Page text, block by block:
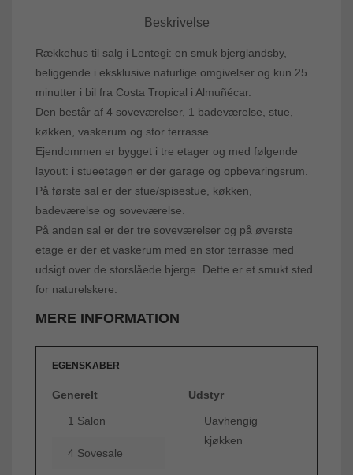
Beskrivelse
Rækkehus til salg i Lentegi: en smuk bjerglandsby,
beliggende i eksklusive naturlige omgivelser og kun 25
minutter i bil fra Costa Tropical i Almuñécar.
Den består af 4 soveværelser, 1 badeværelse, stue,
køkken, vaskerum og stor terrasse.
Ejendommen er bygget i tre etager og med følgende
layout: i stueetagen er der garage og opbevaringsrum.
På første sal er der stue/spisestue, køkken,
badeværelse og soveværelse.
På anden sal er der tre soveværelser og på øverste
etage er der et vaskerum med en stor terrasse med
udsigt over de storslåede bjerge. Dette er et smukt sted
for naturelskere.
MERE INFORMATION
EGENSKABER
Generelt
1 Salon
4 Sovesale
Udstyr
Uavhengig
kjøkken